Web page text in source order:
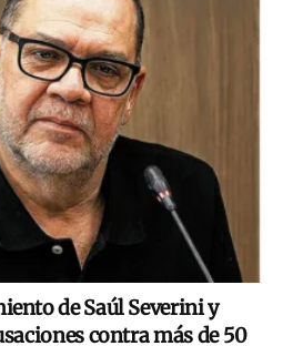
de Saúl Severini y
contra más de 50